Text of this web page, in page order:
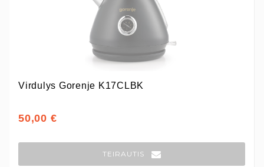
Virdulys Gorenje K17CLBK
50,00 €
TEIRAUTIS